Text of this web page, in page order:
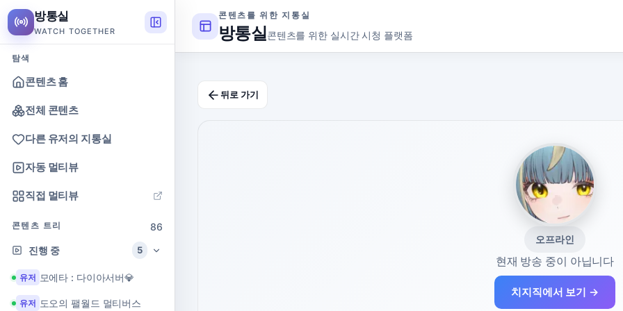
방통실
WATCH TOGETHER
탐색
콘텐츠 홈
전체 콘텐츠
다른 유저의 지통실
자동 멀티뷰
직접 멀티뷰
콘텐츠 트리
86
진행 중
5
유저 모에타 : 다이아서버💎
유저 도오의 팰월드 멀티버스
콘텐츠를 위한 지통실
방통실콘텐츠를 위한 실시간 시청 플랫폼
뒤로 가기
오프라인
현재 방송 중이 아닙니다
치지직에서 보기 →